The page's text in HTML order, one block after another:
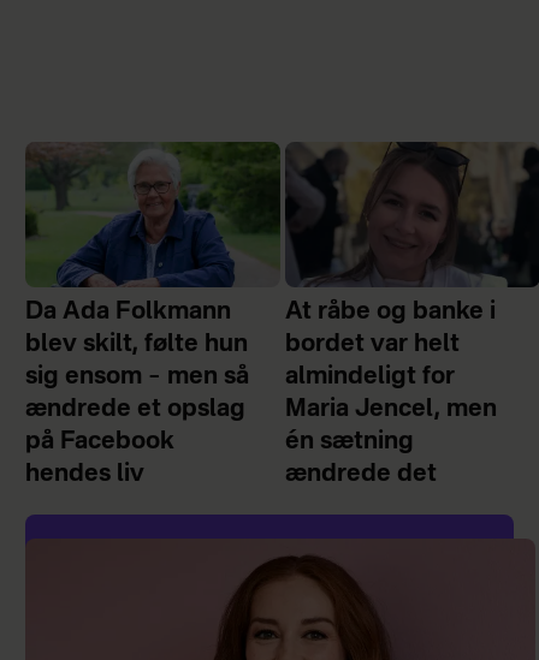
Da Ada Folkmann
blev skilt, følte hun
sig ensom – men så
ændrede et opslag
på Facebook
hendes liv
At råbe og banke i
bordet var helt
almindeligt for
Maria Jencel, men
én sætning
ændrede det